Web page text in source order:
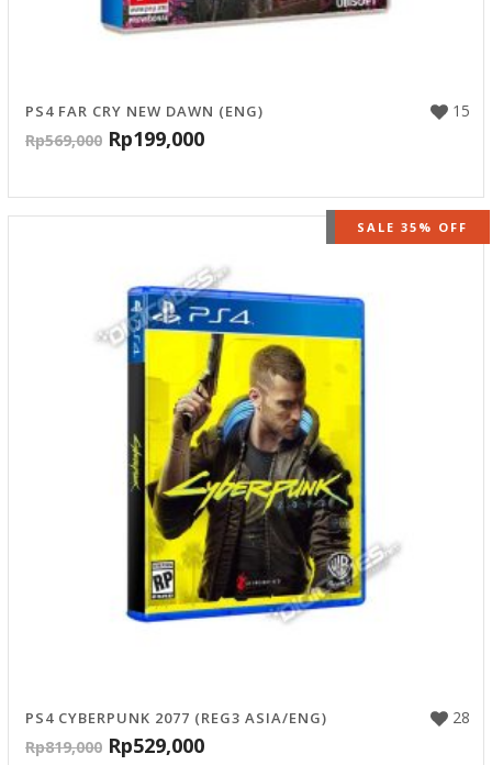
15
PS4 FAR CRY NEW DAWN (ENG)
Rp569,000 Rp199,000
OUT OF STOCK
SALE 35% OFF
28
PS4 CYBERPUNK 2077 (REG3 ASIA/ENG)
Rp819,000 Rp529,000